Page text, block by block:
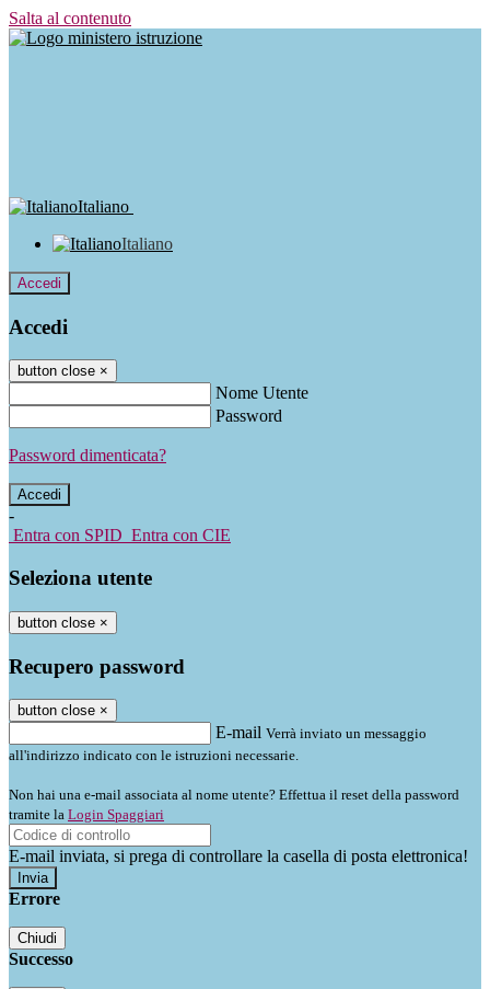
Salta al contenuto
Italiano
Italiano
Accedi
Accedi
button close ×
Nome Utente
Password
Password dimenticata?
-
Entra con SPID Entra con CIE
Seleziona utente
button close ×
Recupero password
button close ×
E-mail Verrà inviato un messaggio
all'indirizzo indicato con le istruzioni necessarie.
Non hai una e-mail associata al nome utente? Effettua il reset della password
tramite la Login Spaggiari
E-mail inviata, si prega di controllare la casella di posta elettronica!
Errore
Chiudi
Successo